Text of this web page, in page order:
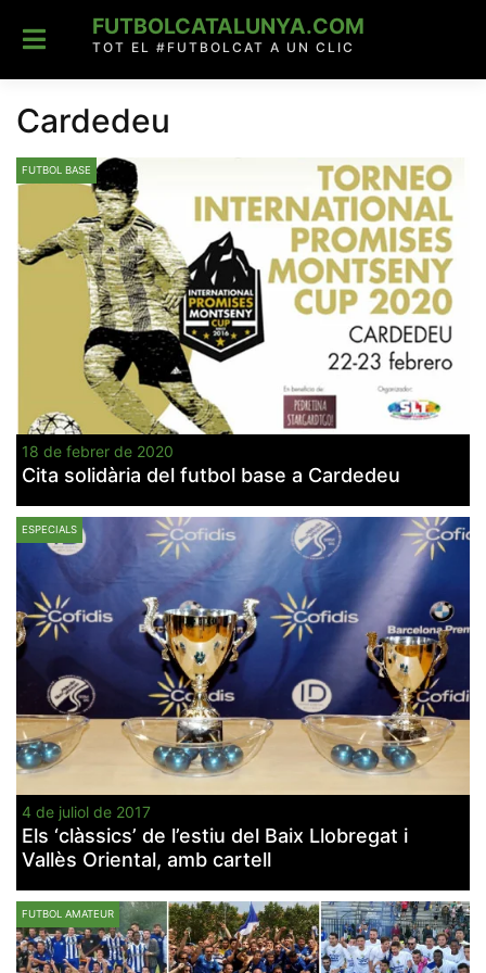
content
FUTBOLCATALUNYA.COM
TOT EL #FUTBOLCAT A UN CLIC
Cardedeu
FUTBOL BASE
18 de febrer de 2020
Cita solidària del futbol base a Cardedeu
ESPECIALS
4 de juliol de 2017
Els ‘clàssics’ de l’estiu del Baix Llobregat i
Vallès Oriental, amb cartell
FUTBOL AMATEUR
Necessàries
Aquestes
opcionals,
són
necessàries
per al
funcionament
tècnic de la
Estadístiques
estadístiques
de manera
anònima d'ús
del lloc web
per a millorar